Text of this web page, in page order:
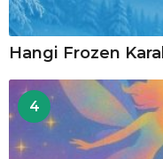
Hangi Frozen
4